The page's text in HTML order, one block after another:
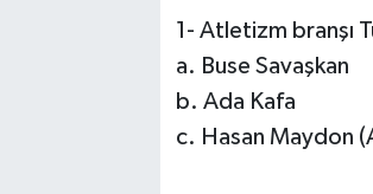
1- Atletizm branşı
a. Buse Savaşkan
b. Ada Kafa
c. Hasan Maydon